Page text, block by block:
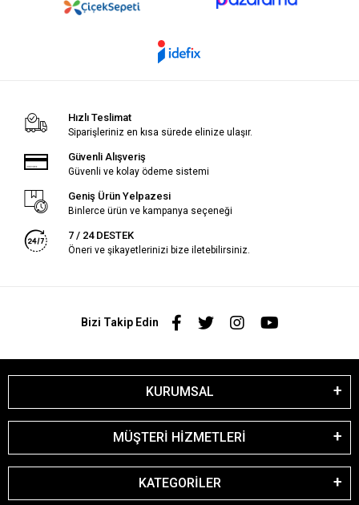
Hızlı Teslimat
Siparişleriniz en kısa sürede elinize ulaşır.
Güvenli Alışveriş
Güvenli ve kolay ödeme sistemi
Geniş Ürün Yelpazesi
Binlerce ürün ve kampanya seçeneği
7 / 24 DESTEK
Öneri ve şikayetlerinizi bize iletebilirsiniz.
Bizi Takip Edin
KURUMSAL
MÜŞTERİ HİZMETLERİ
KATEGORİLER